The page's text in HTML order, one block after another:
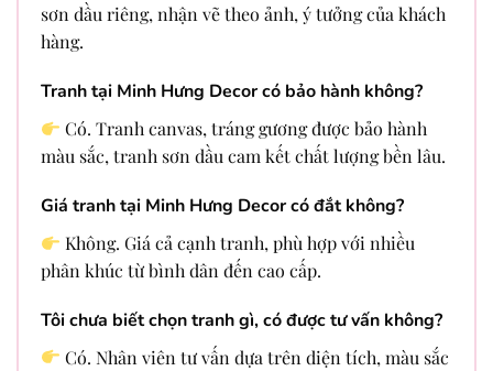
sơn dầu riêng, nhận vẽ theo ảnh, ý tưởng của khách
hàng.
Tranh tại Minh Hưng Decor có bảo hành không?
Có. Tranh canvas, tráng gương được bảo hành
màu sắc, tranh sơn dầu cam kết chất lượng bền lâu.
Giá tranh tại Minh Hưng Decor có đắt không?
Không. Giá cả cạnh tranh, phù hợp với nhiều
phân khúc từ bình dân đến cao cấp.
Tôi chưa biết chọn tranh gì, có được tư vấn không?
Có. Nhân viên tư vấn dựa trên diện tích, màu sắc